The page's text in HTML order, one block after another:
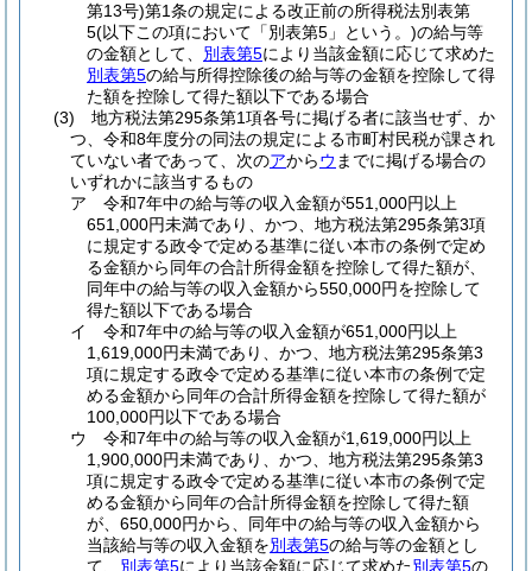
第13号)第1条の規定による改正前の所得税法別表第
5(以下この項において「別表第5」という。)の給与等
の金額として、 別表第5により当該金額に応じて求めた
別表第5の給与所得控除後の給与等の金額を控除して得
た額を控除して得た額以下である場合
(3)
地方税法第295条第1項各号に掲げる者に該当せず、か
つ、令和8年度分の同法の規定による市町村民税が課され
ていない者であって、次のアからウ までに掲げる場合の
いずれかに該当するもの
ア
令和7年中の給与等の収入金額が551,000円以上
651,000円未満であり、かつ、地方税法第295条第3項
に規定する政令で定める基準に従い本市の条例で定め
る金額から同年の合計所得金額を控除して得た額が、
同年中の給与等の収入金額から550,000円を控除して
得た額以下である場合
イ
令和7年中の給与等の収入金額が651,000円以上
1,619,000円未満であり、かつ、地方税法第295条第3
項に規定する政令で定める基準に従い本市の条例で定
める金額から同年の合計所得金額を控除して得た額が
100,000円以下である場合
ウ
令和7年中の給与等の収入金額が1,619,000円以上
1,900,000円未満であり、かつ、地方税法第295条第3
項に規定する政令で定める基準に従い本市の条例で定
める金額から同年の合計所得金額を控除して得た額
が、650,000円から、同年中の給与等の収入金額から
当該給与等の収入金額を別表第5の給与等の金額とし
て、 別表第5により当該金額に応じて求めた別表第5の